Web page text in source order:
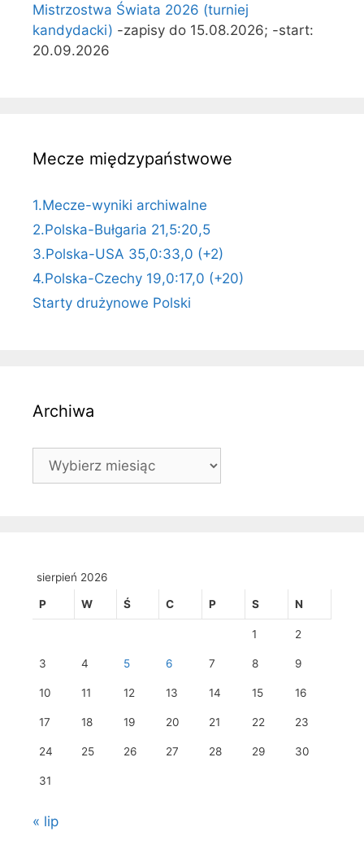
Mistrzostwa Świata 2026 (turniej
kandydacki) -zapisy do 15.08.2026; -start:
20.09.2026
Mecze międzypaństwowe
1.Mecze-wyniki archiwalne
2.Polska-Bułgaria 21,5:20,5
3.Polska-USA 35,0:33,0 (+2)
4.Polska-Czechy 19,0:17,0 (+20)
Starty drużynowe Polski
Archiwa
Archiwa
sierpień 2026
P W Ś C P S N
1 2
3 4 5 6 7 8 9
10 11 12 13 14 15 16
17 18 19 20 21 22 23
24 25 26 27 28 29 30
31
« lip